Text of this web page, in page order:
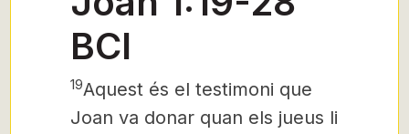
BCI
19Aquest és el testimoni que
Joan va donar quan els jueus li